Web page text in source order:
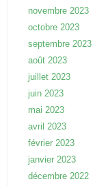
novembre 2023
octobre 2023
septembre 2023
août 2023
juillet 2023
juin 2023
mai 2023
avril 2023
février 2023
janvier 2023
décembre 2022